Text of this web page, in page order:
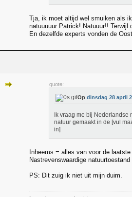
Tja, ik moet altijd wel smuiken als
natuuuuur Patrick! Natuuur!!
En dezelfde experts vonden de
quote:
Op dinsdag 28 april
Ik vraag me bij
natuur gemaakt in de [vul
in]
Inheems = alles van voor de
Nastrevenswaardige
PS: Dit zuig ik niet uit mijn duim.